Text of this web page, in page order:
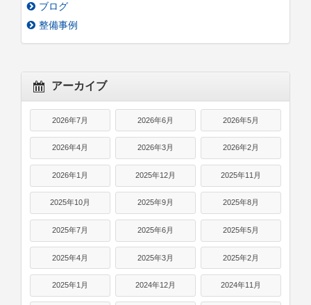
ブログ
整備事例
アーカイブ
2026年7月 2026年6月 2026年5月
2026年4月 2026年3月 2026年2月
2026年1月 2025年12月 2025年11月
2025年10月 2025年9月 2025年8月
2025年7月 2025年6月 2025年5月
2025年4月 2025年3月 2025年2月
2025年1月 2024年12月 2024年11月